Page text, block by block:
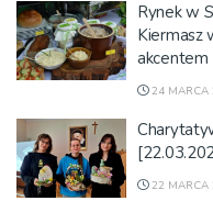
Rynek w
Kiermasz
akcentem
24 MARCA
22 MARCA